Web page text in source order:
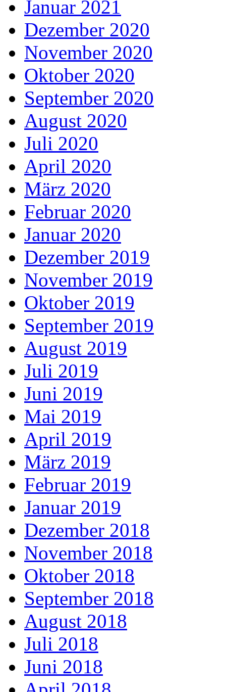
Januar 2021
Dezember 2020
November 2020
Oktober 2020
September 2020
August 2020
Juli 2020
April 2020
März 2020
Februar 2020
Januar 2020
Dezember 2019
November 2019
Oktober 2019
September 2019
August 2019
Juli 2019
Juni 2019
Mai 2019
April 2019
März 2019
Februar 2019
Januar 2019
Dezember 2018
November 2018
Oktober 2018
September 2018
August 2018
Juli 2018
Juni 2018